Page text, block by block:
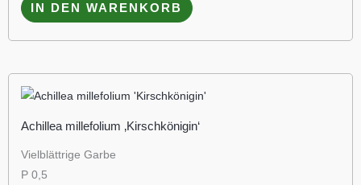
IN DEN WARENKORB
Achillea millefolium ‚Kirschkönigin‘
Vielblättrige Garbe
P 0,5